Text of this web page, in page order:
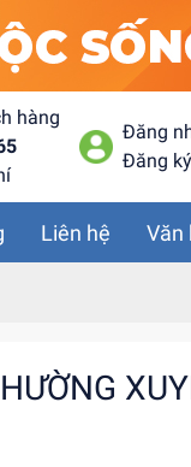
hàng
Đăng
Đăng ký
Liên hệ Văn